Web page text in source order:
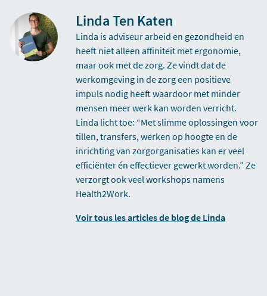
Linda Ten Katen
Linda is adviseur arbeid en gezondheid en
heeft niet alleen affiniteit met ergonomie,
maar ook met de zorg. Ze vindt dat de
werkomgeving in de zorg een positieve
impuls nodig heeft waardoor met minder
mensen meer werk kan worden verricht.
Linda licht toe: “Met slimme oplossingen voor
tillen, transfers, werken op hoogte en de
inrichting van zorgorganisaties kan er veel
efficiënter én effectiever gewerkt worden.” Ze
verzorgt ook veel workshops namens
Health2Work.
Voir tous les articles de blog de Linda